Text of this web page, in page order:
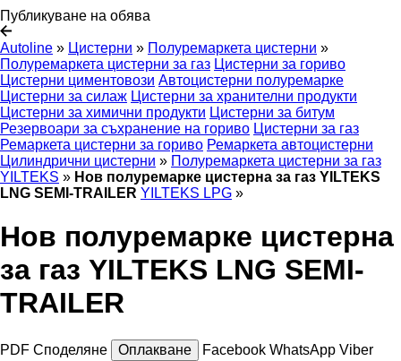
Публикуване на обява
Autoline » Цистерни » Полуремаркета цистерни »
Полуремаркета цистерни за газ Цистерни за гориво
Цистерни циментовози Автоцистерни полуремарке
Цистерни за силаж Цистерни за хранителни продукти
Цистерни за химични продукти Цистерни за битум
Резервоари за съхранение на гориво Цистерни за газ
Ремаркета цистерни за гориво Ремаркета автоцистерни
Цилиндрични цистерни » Полуремаркета цистерни за газ
YILTEKS » Нов полуремарке цистерна за газ YILTEKS
LNG SEMI-TRAILER YILTEKS LPG »
Нов полуремарке цистерна
за газ YILTEKS LNG SEMI-
TRAILER
PDF Споделяне Оплакване Facebook WhatsApp Viber